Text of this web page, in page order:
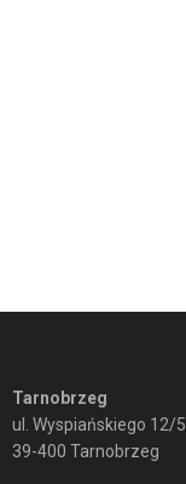
Tarnobrzeg
ul. Wyspiańskiego 12/5
39-400 Tarnobrzeg